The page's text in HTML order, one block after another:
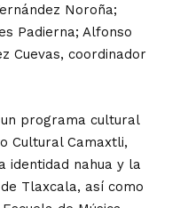
Noroña;
Padierna; Alfonso
Cuevas, coordinador
programa cultural
Cultural Camaxtli,
identidad nahua y la
Tlaxcala, así como